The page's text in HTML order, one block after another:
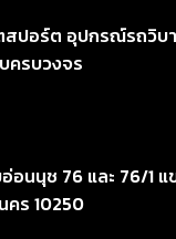
สปอร์ต อุปกรณ์รถวิ
ครบวงจร
อนนุช 76 และ 76/1 แ
คร 10250